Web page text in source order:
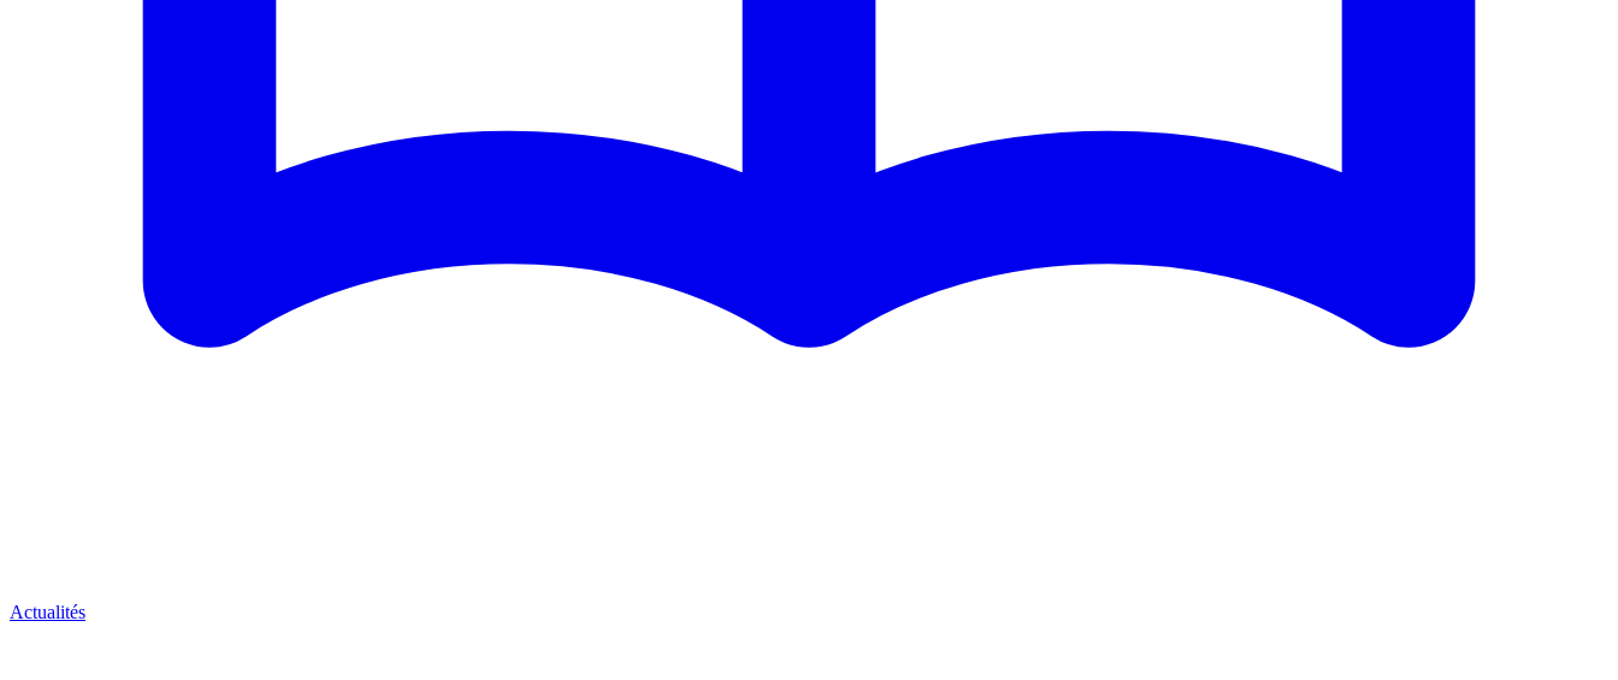
Actualités